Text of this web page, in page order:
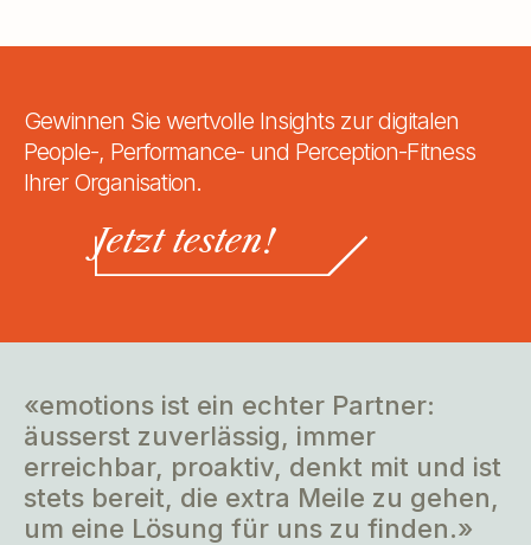
Gewinnen Sie wertvolle Insights zur digitalen
People-, Performance- und Perception-Fitness
Ihrer Organisation.
Jetzt testen!
«emotions ist ein echter Partner:
äusserst zuverlässig, immer
erreichbar, proaktiv, denkt mit und ist
stets bereit, die extra Meile zu gehen,
um eine Lösung für uns zu finden.»